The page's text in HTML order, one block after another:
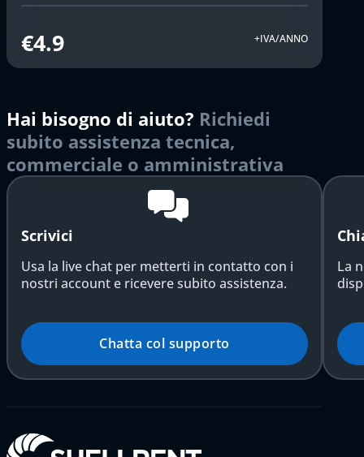
€4.9 +IVA/ANNO
Hai bisogno di aiuto? Richiedi
subito assistenza tecnica,
commerciale o amministrativa
Scrivici
Usa la live chat per metterti in contatto con i
nostri account e ricevere subito assistenza.
Chatta col supporto
La